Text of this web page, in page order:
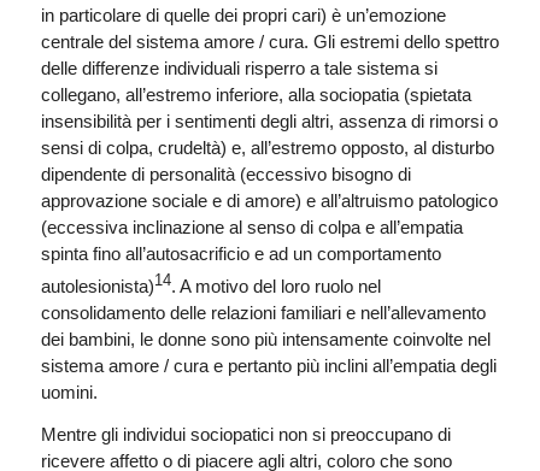
in particolare di quelle dei propri cari) è un’emozione
centrale del sistema amore / cura. Gli estremi dello spettro
delle differenze individuali risperro a tale sistema si
collegano, all’estremo inferiore, alla sociopatia (spietata
insensibilità per i sentimenti degli altri, assenza di rimorsi o
sensi di colpa, crudeltà) e, all’estremo opposto, al disturbo
dipendente di personalità (eccessivo bisogno di
approvazione sociale e di amore) e all’altruismo patologico
(eccessiva inclinazione al senso di colpa e all’empatia
spinta fino all’autosacrificio e ad un comportamento
autolesionista)14. A motivo del loro ruolo nel
consolidamento delle relazioni familiari e nell’allevamento
dei bambini, le donne sono più intensamente coinvolte nel
sistema amore / cura e pertanto più inclini all’empatia degli
uomini.
Mentre gli individui sociopatici non si preoccupano di
ricevere affetto o di piacere agli altri, coloro che sono